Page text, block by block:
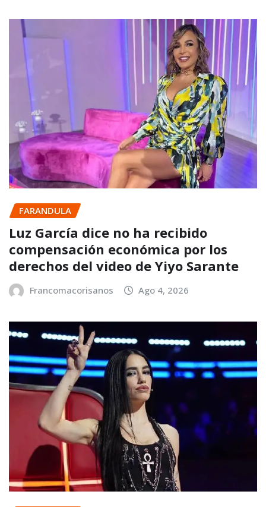
FARANDULA
Luz García dice no ha recibido
compensación económica por los
derechos del video de Yiyo Sarante
Francomacorisanos Ago 4, 2026